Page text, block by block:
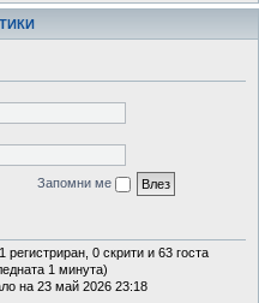
Запомни ме
регистриран, 0 скрити и 63 госта
1 минута)
на 23 май 2026 23:18